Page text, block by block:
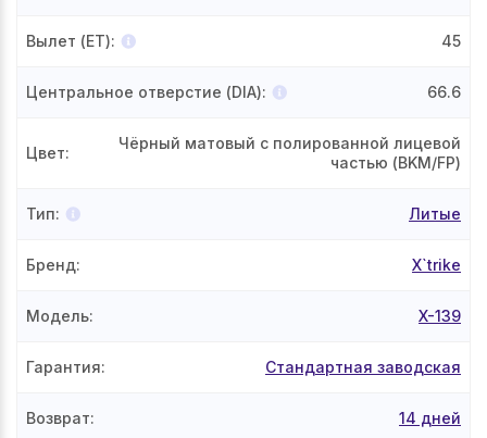
Вылет (ET): 45
Центральное отверстие (DIA): 66.6
Цвет:
Чёрный матовый с полированной лицевой
частью (BKM/FP)
Тип: Литые
Бренд: X`trike
Модель: X-139
Гарантия: Стандартная заводская
Возврат: 14 дней